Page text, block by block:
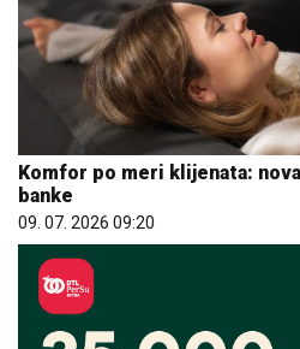
Komfor po meri klijenata:
banke
09. 07. 2026 09:20